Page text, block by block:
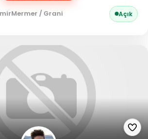
Mermer / Granit Açık